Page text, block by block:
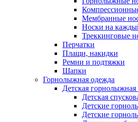
Мембранные
Носки на
Треккинговые
Перчатки
Плащи, накидки
Ремни и подтяжки
Шапки
Горнолыжная одежда
Детская горнолыжная
Детская
Детские
Детские